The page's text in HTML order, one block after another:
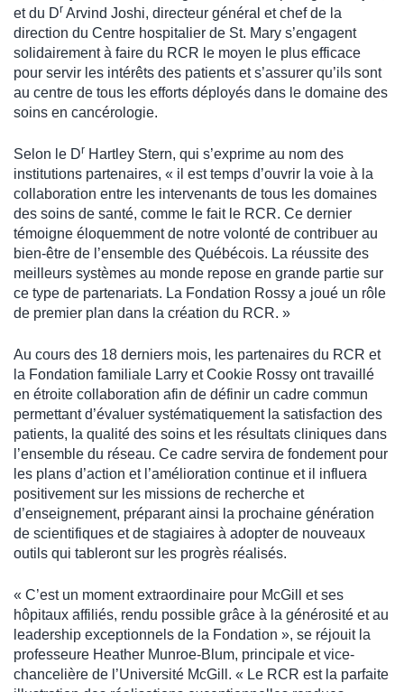
et du Dr Arvind Joshi, directeur général et chef de la
direction du Centre hospitalier de St. Mary s’engagent
solidairement à faire du RCR le moyen le plus efficace
pour servir les intérêts des patients et s’assurer qu’ils sont
au centre de tous les efforts déployés dans le domaine des
soins en cancérologie.
Selon le Dr Hartley Stern, qui s’exprime au nom des
institutions partenaires, « il est temps d’ouvrir la voie à la
collaboration entre les intervenants de tous les domaines
des soins de santé, comme le fait le RCR. Ce dernier
témoigne éloquemment de notre volonté de contribuer au
bien-être de l’ensemble des Québécois. La réussite des
meilleurs systèmes au monde repose en grande partie sur
ce type de partenariats. La Fondation Rossy a joué un rôle
de premier plan dans la création du RCR. »
Au cours des 18 derniers mois, les partenaires du RCR et
la Fondation familiale Larry et Cookie Rossy ont travaillé
en étroite collaboration afin de définir un cadre commun
permettant d’évaluer systématiquement la satisfaction des
patients, la qualité des soins et les résultats cliniques dans
l’ensemble du réseau. Ce cadre servira de fondement pour
les plans d’action et l’amélioration continue et il influera
positivement sur les missions de recherche et
d’enseignement, préparant ainsi la prochaine génération
de scientifiques et de stagiaires à adopter de nouveaux
outils qui tableront sur les progrès réalisés.
« C’est un moment extraordinaire pour McGill et ses
hôpitaux affiliés, rendu possible grâce à la générosité et au
leadership exceptionnels de la Fondation », se réjouit la
professeure Heather Munroe-Blum, principale et vice-
chancelière de l’Université McGill. « Le RCR est la parfaite